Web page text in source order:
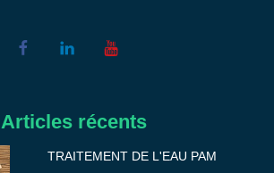
Articles récents
TRAITEMENT DE L'EAU PAM